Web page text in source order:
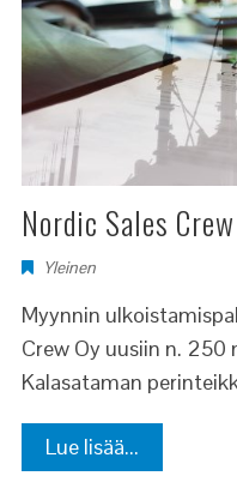
Nordic Sales
Yleinen
Myynnin
Crew Oy uusiin n.
Kalasataman
Lue lisää...